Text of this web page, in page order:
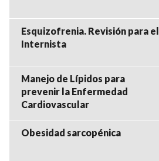
Esquizofrenia. Revisión para el
Internista
Manejo de Lípidos para
prevenir la Enfermedad
Cardiovascular
Obesidad sarcopénica